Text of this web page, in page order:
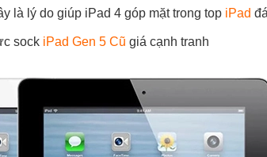
là lý do giúp iPad 4 góp mặt trong top iPad
sock iPad Gen 5 Cũ giá cạnh tranh